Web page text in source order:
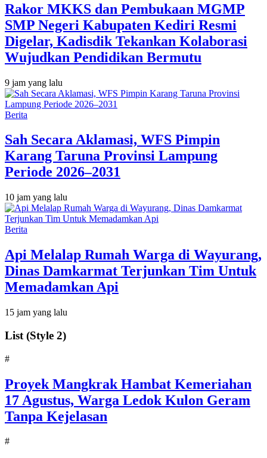
Rakor MKKS dan Pembukaan MGMP
SMP Negeri Kabupaten Kediri Resmi
Digelar, Kadisdik Tekankan Kolaborasi
Wujudkan Pendidikan Bermutu
9 jam yang lalu
Berita
Sah Secara Aklamasi, WFS Pimpin
Karang Taruna Provinsi Lampung
Periode 2026–2031
10 jam yang lalu
Berita
Api Melalap Rumah Warga di Wayurang,
Dinas Damkarmat Terjunkan Tim Untuk
Memadamkan Api
15 jam yang lalu
List (Style 2)
#
‎Proyek Mangkrak Hambat Kemeriahan
17 Agustus, Warga Ledok Kulon Geram
Tanpa Kejelasan
#